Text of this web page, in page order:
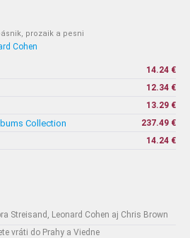
prozaik a pesni
Cohen
14.24 €
12.34 €
13.29 €
Collection 237.49 €
14.24 €
Streisand, Leonard Cohen aj Chris Brown
vráti do Prahy a Viedne